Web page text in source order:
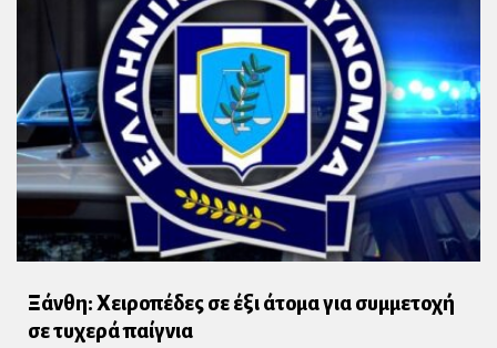
Ξάνθη: Χειροπέδες σε έξι άτομα για συμμετοχή
σε τυχερά παίγνια